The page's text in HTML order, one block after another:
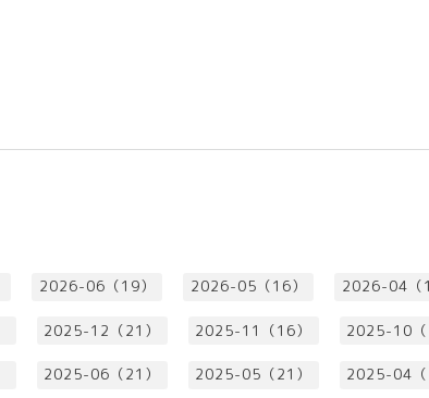
2026-06（19） 2026-05（16） 2026-04（
2025-12（21） 2025-11（16） 2025-10
2025-06（21） 2025-05（21） 2025-04